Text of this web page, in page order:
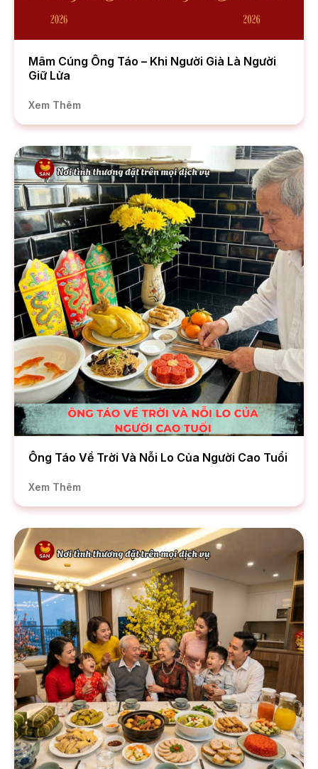
Mâm Cúng Ông Táo – Khi Người Già Là Người
Giữ Lửa
Xem Thêm
Ông Táo Về Trời Và Nỗi Lo Của Người Cao Tuổi
Xem Thêm